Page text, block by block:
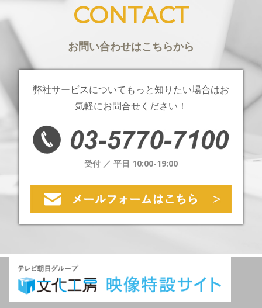
CONTACT
お問い合わせはこちらから
弊社サービスについてもっと知りたい場合はお
気軽にお問合せください！
受付 ／ 平日 10:00-19:00